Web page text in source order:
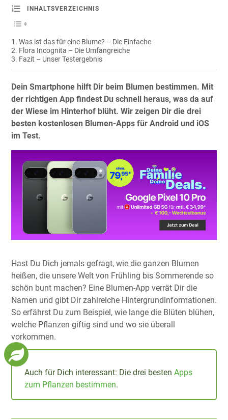
INHALTSVERZEICHNIS
Was ist das für eine Blume? – Die Einfache
Flora Incognita – Die Umfangreiche
Fazit – Unser Testergebnis
Dein Smartphone hilft Dir beim Blumen bestimmen. Mit
der richtigen App findest Du schnell heraus, was da auf
der Wiese im Hinterhof blüht. Wir zeigen Dir die drei
besten kostenlosen Blumen-Apps für Android und iOS
im Test.
Hast Du Dich jemals gefragt, wie die ganzen Blumen
heißen, die unsere Welt von Frühling bis Sommerende so
schön bunt machen? Eine Blumen-App verrät Dir die
Namen und gibt Dir zahlreiche Hintergrundinformationen.
So erfährst Du zum Beispiel, wie lange die Blüten blühen,
welche Pflanzen giftig sind und wo sie überall
vorkommen.
Auch für Dich interessant: Die drei besten Apps
zum Pflanzen bestimmen.